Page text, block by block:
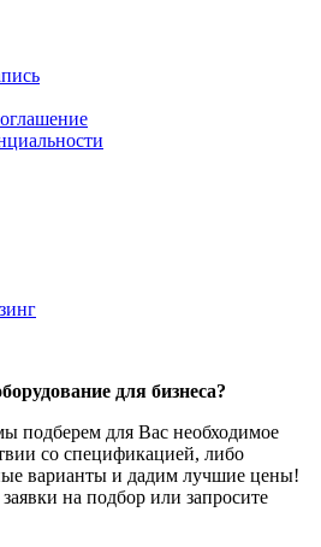
для бизнеса?
подберем для Вас необходимое
со спецификацией, либо
варианты и дадим лучшие цены!
на подбор или запросите